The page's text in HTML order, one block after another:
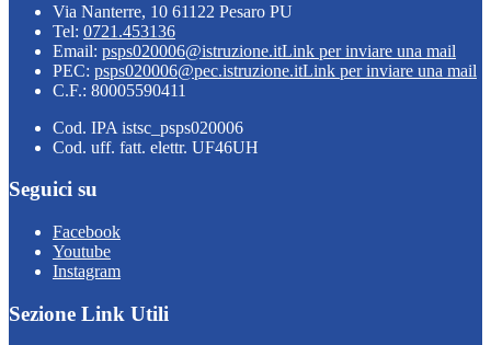
Via Nanterre, 10 61122 Pesaro PU
Tel: 0721.453136
Email: psps020006@istruzione.itLink per inviare una mail
PEC: psps020006@pec.istruzione.itLink per inviare una mail
C.F.: 80005590411
Cod. IPA istsc_psps020006
Cod. uff. fatt. elettr. UF46UH
Seguici su
Facebook
Youtube
Instagram
Sezione Link Utili